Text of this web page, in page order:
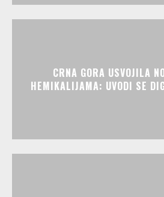
CRNA GORA USVOJILA
HEMIKALIJAMA: UVODI SE